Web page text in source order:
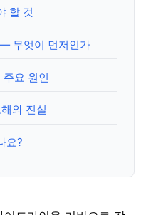
할 것
무엇이 먼저인가
요 원인
와 진실
요?